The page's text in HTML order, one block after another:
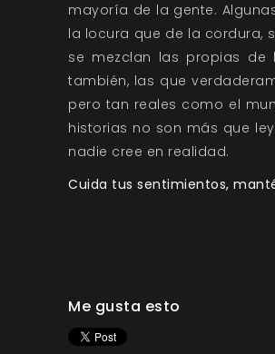
mayoría de la gente.
la locura que de la cordura,
se mezclan las propias de
también, las que
pero tan reales como el
historias no son más que
nadie cree en realidad.
Cuida tus sentimientos,
Me gusta esto